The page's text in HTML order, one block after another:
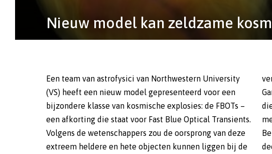
Nieuw model kan zeldzame
Een team van astrofysici van Northwestern University
(VS) heeft een nieuw model gepresenteerd voor een
bijzondere klasse van kosmische explosies: de FBOTs –
een afkorting die staat voor Fast Blue Optical Transients.
Volgens de wetenschappers zou de oorsprong van deze
extreem heldere en hete objecten kunnen liggen bij de